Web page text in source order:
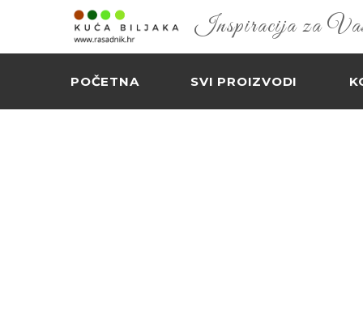
Inspiracija za
POČETNA SVI PROIZVODI